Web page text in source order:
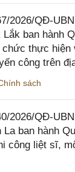
2026/QĐ-
ban hành
chức thực hiện
công trên
sách
2026/QĐ-
La ban hành
công liệt sĩ,